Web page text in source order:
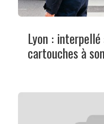
Lyon :
cartouches à